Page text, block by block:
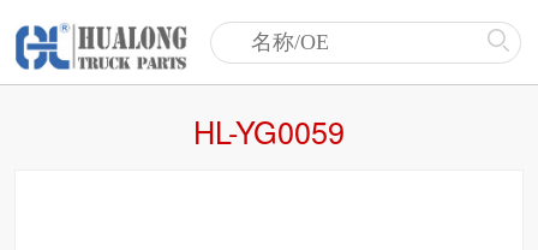
HL-YG0059